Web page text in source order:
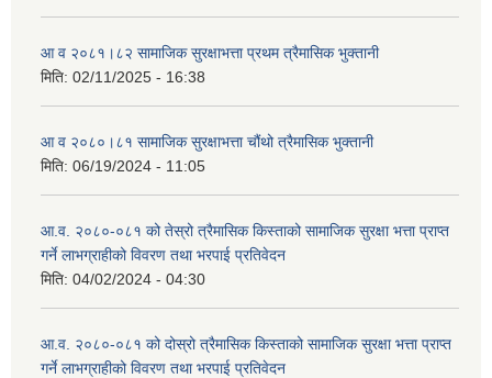
आ व २०८१।८२ सामाजिक सुरक्षाभत्ता प्रथम त्रैमासिक भुक्तानी
मिति: 02/11/2025 - 16:38
आ व २०८०।८१ सामाजिक सुरक्षाभत्ता चौंथो त्रैमासिक भुक्तानी
मिति: 06/19/2024 - 11:05
आ.व. २०८०-०८१ को तेस्रो त्रैमासिक किस्ताको सामाजिक सुरक्षा भत्ता प्राप्त
गर्ने लाभग्राहीको विवरण तथा भरपाई प्रतिवेदन
मिति: 04/02/2024 - 04:30
आ.व. २०८०-०८१ को दोस्रो त्रैमासिक किस्ताको सामाजिक सुरक्षा भत्ता प्राप्त
गर्ने लाभग्राहीको विवरण तथा भरपाई प्रतिवेदन